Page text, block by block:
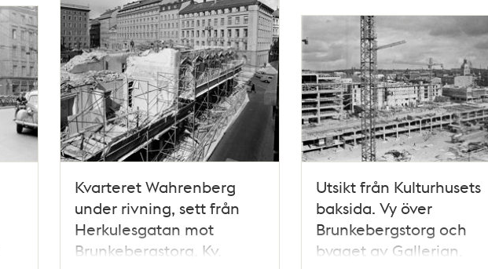
Kvarteret Wahrenberg
under rivning, sett från
Herkulesgatan mot
Brunkebergstorg. Kv.
Utsikt från Kulturhusets
baksida. Vy över
Brunkebergstorg och
bygget av Gallerian.